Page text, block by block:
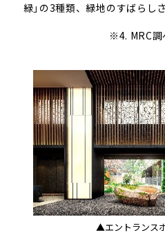
緑」の3種類、緑地のすばらし
※4. MRC調
▲エントランス